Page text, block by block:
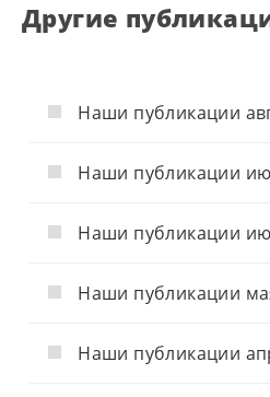
Другие
Наши публикации
Наши публикации
Наши публикации
Наши публикации
Наши публикации